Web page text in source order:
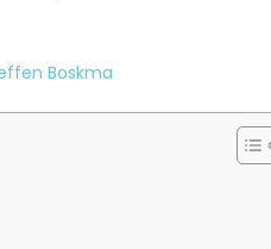
Boskma